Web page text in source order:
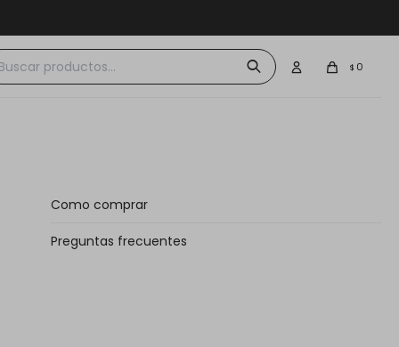
$ 0
Como comprar
Preguntas frecuentes